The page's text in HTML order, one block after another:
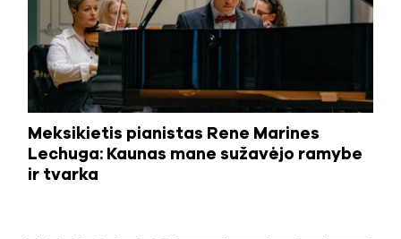
Meksikietis pianistas Rene Marines
Lechuga: Kaunas mane sužavėjo ramybe
ir tvarka